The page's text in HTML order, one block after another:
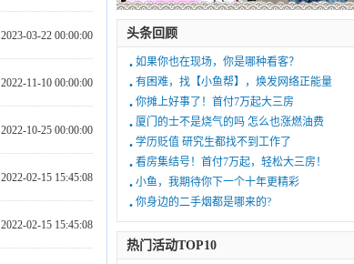
2023-03-22 00:00:00
2022-11-10 00:00:00
2022-10-25 00:00:00
2022-02-15 15:45:08
2022-02-15 15:45:08
头条回顾
· 如果你也在现场，你是哪种看客？
· 有困难，找【小鱼帮】，焕发网络正能量
· 你摊上好事了！首付7万起大三房
· 厦门的士不是烧气的吗 怎么也涨燃油费
· 学历贬值 研究生都找不到工作了
· 看房集结号！首付7万起，轻松大三房！
· 小鱼，我期待你下一个十年更精彩
· 你身边的二手烟都是哪来的?
热门活动TOP10